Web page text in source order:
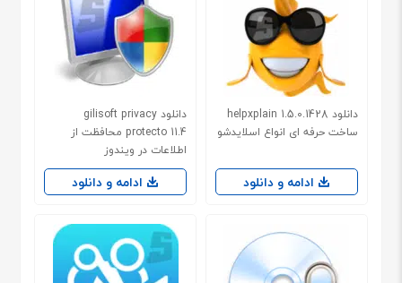
دانلود helpxplain 1.5.0.1428
ساخت حرفه ای انواع اسلایدشو
ادامه و دانلود
دانلود gilisoft privacy
protecto 11.4 محافظت از
اطلاعات در ویندوز
ادامه و دانلود